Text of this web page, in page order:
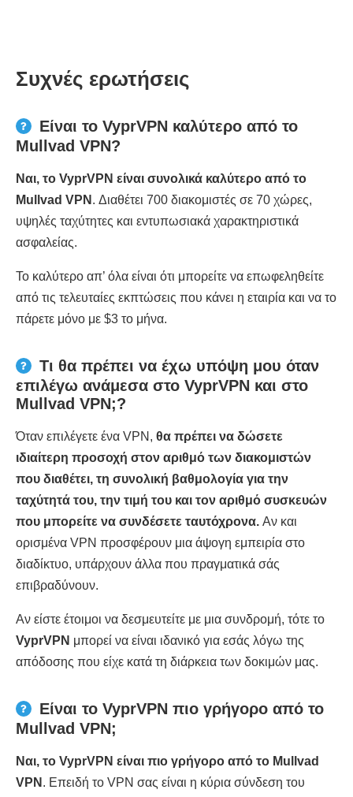
Συχνές ερωτήσεις
Είναι το VyprVPN καλύτερο από το
Mullvad VPN?
Ναι, το VyprVPN είναι συνολικά καλύτερο από το
Mullvad VPN . Διαθέτει 700 διακομιστές σε 70 χώρες,
υψηλές ταχύτητες και εντυπωσιακά χαρακτηριστικά
ασφαλείας.
Το καλύτερο απ’ όλα είναι ότι μπορείτε να επωφεληθείτε
από τις τελευταίες εκπτώσεις που κάνει η εταιρία και να το
πάρετε μόνο με $3 το μήνα.
Τι θα πρέπει να έχω υπόψη μου όταν
επιλέγω ανάμεσα στο VyprVPN και στο
Mullvad VPN;?
Όταν επιλέγετε ένα VPN, θα πρέπει να δώσετε
ιδιαίτερη προσοχή στον αριθμό των διακομιστών
που διαθέτει, τη συνολική βαθμολογία για την
ταχύτητά του, την τιμή του και τον αριθμό συσκευών
που μπορείτε να συνδέσετε ταυτόχρονα. Αν και
ορισμένα VPN προσφέρουν μια άψογη εμπειρία στο
διαδίκτυο, υπάρχουν άλλα που πραγματικά σάς
επιβραδύνουν.
Αν είστε έτοιμοι να δεσμευτείτε με μια συνδρομή, τότε το
VyprVPN μπορεί να είναι ιδανικό για εσάς λόγω της
απόδοσης που είχε κατά τη διάρκεια των δοκιμών μας.
Είναι το VyprVPN πιο γρήγορο από το
Mullvad VPN;
Ναι, το VyprVPN είναι πιο γρήγορο από το Mullvad
VPN . Επειδή το VPN σας είναι η κύρια σύνδεση του